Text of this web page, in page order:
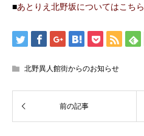
■あとりえ北野坂についてはこちら
北野異人館街からのお知らせ